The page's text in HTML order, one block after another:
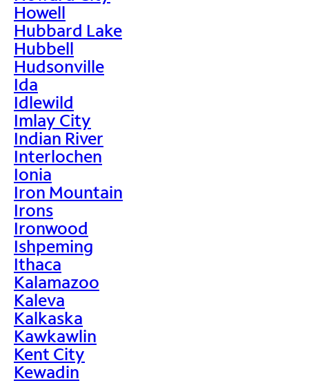
Howell
Hubbard Lake
Hubbell
Hudsonville
Ida
Idlewild
Imlay City
Indian River
Interlochen
Ionia
Iron Mountain
Irons
Ironwood
Ishpeming
Ithaca
Kalamazoo
Kaleva
Kalkaska
Kawkawlin
Kent City
Kewadin